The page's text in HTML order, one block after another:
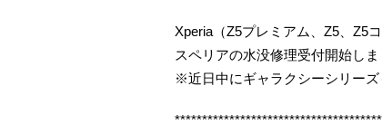
Xperia（Z5プレミアム、Z5、Z5
スペリアの水没修理受付開始しま
※近日中にギャラクシーシリーズ